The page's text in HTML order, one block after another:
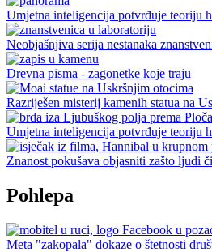
Umjetna inteligencija potvrđuje teoriju
Neobjašnjiva serija nestanaka
Drevna pisma - zagonetke koje traju
Razriješen misterij kamenih statua na
Umjetna inteligencija potvrđuje teoriju
Znanost pokušava objasniti zašto ljudi
Pohlepa
Meta "zakopala" dokaze o štetnosti